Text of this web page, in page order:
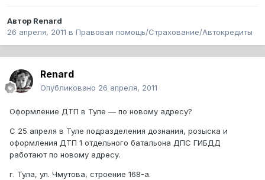
Автор Renard
26 апреля, 2011 в Правовая помощь/Страхование/Автокредиты
Renard
Опубликовано 26 апреля, 2011
Оформление ДТП в Туле — по новому адресу?
С 25 апреля в Туле подразделения дознания, розыска и
оформления ДТП 1 отдельного батальона ДПС ГИБДД
работают по новому адресу.
г. Тула, ул. Чмутова, строение 168-а.